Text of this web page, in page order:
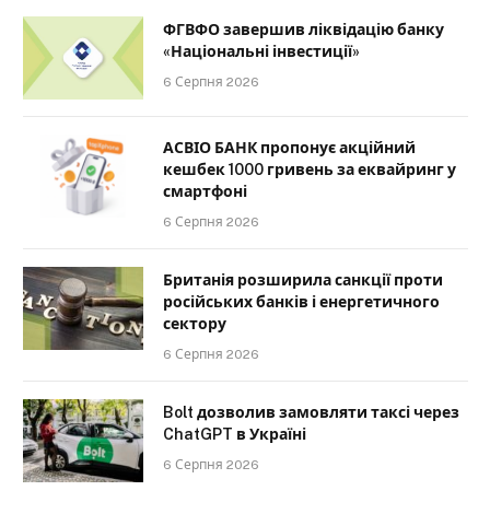
ФГВФО завершив ліквідацію банку
«Національні інвестиції»
6 Серпня 2026
АСВІО БАНК пропонує акційний
кешбек 1000 гривень за еквайринг у
смартфоні
6 Серпня 2026
Британія розширила санкції проти
російських банків і енергетичного
сектору
6 Серпня 2026
Bolt дозволив замовляти таксі через
ChatGPT в Україні
6 Серпня 2026